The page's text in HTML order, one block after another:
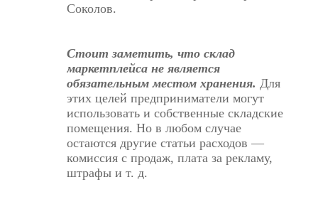
Соколов.
Стоит заметить, что склад
маркетплейса не является
обязательным местом хранения. Для
этих целей предприниматели могут
использовать и собственные складские
помещения. Но в любом случае
остаются другие статьи расходов —
комиссия с продаж, плата за рекламу,
штрафы и т. д.